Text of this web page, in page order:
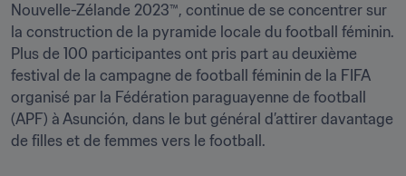
Nouvelle-Zélande 2023™, continue de se concentrer sur
la construction de la pyramide locale du football féminin.
Plus de 100 participantes ont pris part au deuxième
festival de la campagne de football féminin de la FIFA
organisé par la Fédération paraguayenne de football
(APF) à Asunción, dans le but général d’attirer davantage
de filles et de femmes vers le football.